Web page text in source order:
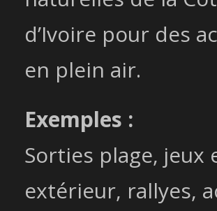
d’Ivoire pour des
en plein air.
Exemples :
Sorties plage, jeux
extérieur, rallyes,